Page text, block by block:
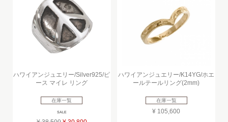
ハワイアンジュエリー/Silver925/ピ
ース マイレ リング
在庫一覧
SALE
ハワイアンジュエリー/K14YG/ホエ
ールテールリング(2mm)
在庫一覧
¥ 105,600